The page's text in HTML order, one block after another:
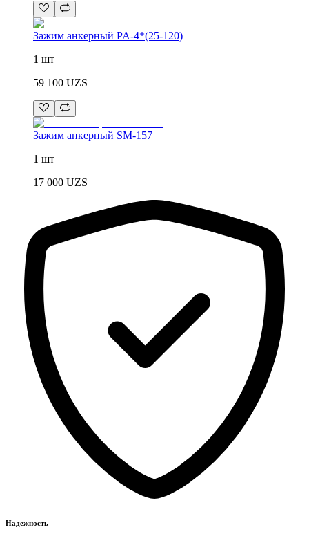
Зажим анкерный PA-4*(25-120)
1 шт
59 100 UZS
Зажим анкерный SM-157
1 шт
17 000 UZS
Надежность